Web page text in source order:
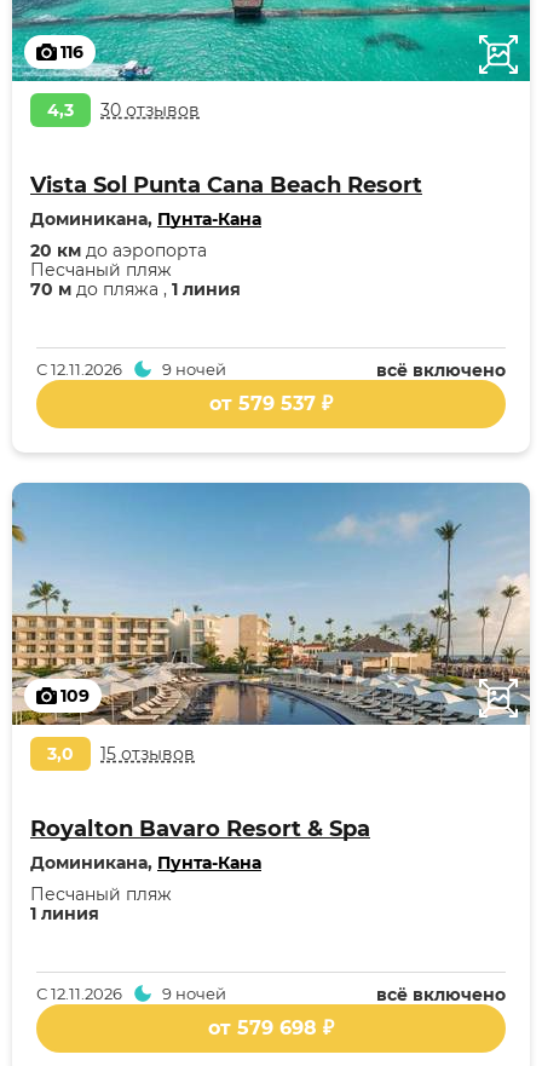
116
4,3 30 отзывов
Vista Sol Punta Cana Beach Resort
Доминикана, Пунта-Кана
70 м до пляжа , 1 линия
Песчаный пляж
20 км до аэропорта
всё включено
С12.11.2026 9 ночей
от 579 537 ₽
109
3,0 15 отзывов
Royalton Bavaro Resort & Spa
Доминикана, Пунта-Кана
1 линия
Песчаный пляж
всё включено
С12.11.2026 9 ночей
от 579 698 ₽